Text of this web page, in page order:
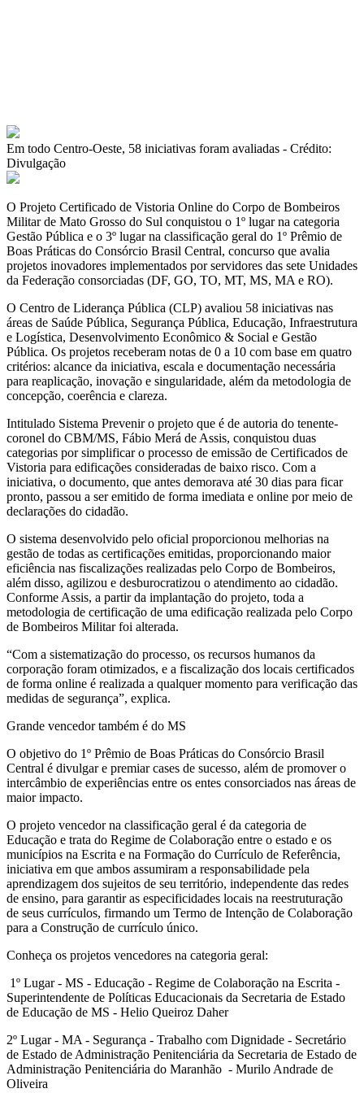
Em todo Centro-Oeste, 58 iniciativas foram avaliadas - Crédito:
Divulgação
O Projeto Certificado de Vistoria Online do Corpo de Bombeiros
Militar de Mato Grosso do Sul conquistou o 1º lugar na categoria
Gestão Pública e o 3º lugar na classificação geral do 1º Prêmio de
Boas Práticas do Consórcio Brasil Central, concurso que avalia
projetos inovadores implementados por servidores das sete Unidades
da Federação consorciadas (DF, GO, TO, MT, MS, MA e RO).
O Centro de Liderança Pública (CLP) avaliou 58 iniciativas nas
áreas de Saúde Pública, Segurança Pública, Educação, Infraestrutura
e Logística, Desenvolvimento Econômico & Social e Gestão
Pública. Os projetos receberam notas de 0 a 10 com base em quatro
critérios: alcance da iniciativa, escala e documentação necessária
para reaplicação, inovação e singularidade, além da metodologia de
concepção, coerência e clareza.
Intitulado Sistema Prevenir o projeto que é de autoria do tenente-
coronel do CBM/MS, Fábio Merá de Assis, conquistou duas
categorias por simplificar o processo de emissão de Certificados de
Vistoria para edificações consideradas de baixo risco. Com a
iniciativa, o documento, que antes demorava até 30 dias para ficar
pronto, passou a ser emitido de forma imediata e online por meio de
declarações do cidadão.
O sistema desenvolvido pelo oficial proporcionou melhorias na
gestão de todas as certificações emitidas, proporcionando maior
eficiência nas fiscalizações realizadas pelo Corpo de Bombeiros,
além disso, agilizou e desburocratizou o atendimento ao cidadão.
Conforme Assis, a partir da implantação do projeto, toda a
metodologia de certificação de uma edificação realizada pelo Corpo
de Bombeiros Militar foi alterada.
“Com a sistematização do processo, os recursos humanos da
corporação foram otimizados, e a fiscalização dos locais certificados
de forma online é realizada a qualquer momento para verificação das
medidas de segurança”, explica.
Grande vencedor também é do MS
O objetivo do 1º Prêmio de Boas Práticas do Consórcio Brasil
Central é divulgar e premiar cases de sucesso, além de promover o
intercâmbio de experiências entre os entes consorciados nas áreas de
maior impacto.
O projeto vencedor na classificação geral é da categoria de
Educação e trata do Regime de Colaboração entre o estado e os
municípios na Escrita e na Formação do Currículo de Referência,
iniciativa em que ambos assumiram a responsabilidade pela
aprendizagem dos sujeitos de seu território, independente das redes
de ensino, para garantir as especificidades locais na reestruturação
de seus currículos, firmando um Termo de Intenção de Colaboração
para a Construção de currículo único.
Conheça os projetos vencedores na categoria geral:
1º Lugar - MS - Educação - Regime de Colaboração na Escrita -
Superintendente de Políticas Educacionais da Secretaria de Estado
de Educação de MS - Helio Queiroz Daher
2º Lugar - MA - Segurança - Trabalho com Dignidade - Secretário
de Estado de Administração Penitenciária da Secretaria de Estado de
Administração Penitenciária do Maranhão - Murilo Andrade de
Oliveira